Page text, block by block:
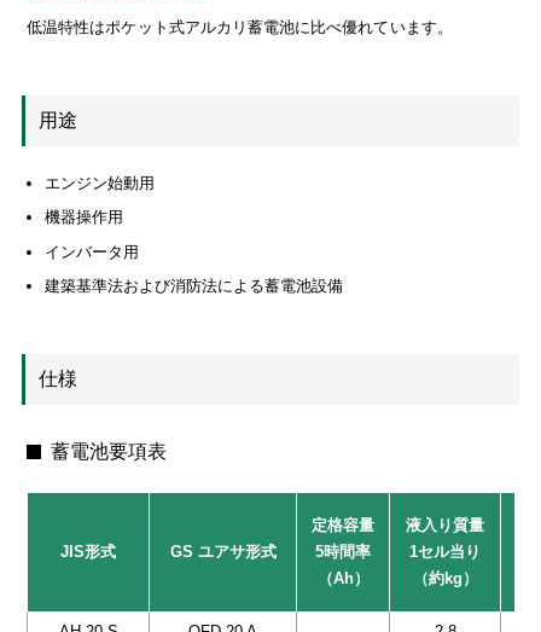
低温特性はポケット式アルカリ蓄電池に比べ優れています。
用途
エンジン始動用
機器操作用
インバータ用
建築基準法および消防法による蓄電池設備
仕様
蓄電池要項表
JIS形式 GS ユアサ形式
定格容量
5時間率
（Ah）
液入り質量
1セル当り
（約kg）